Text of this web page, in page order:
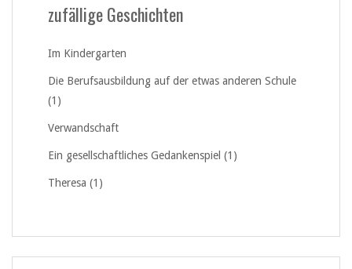
zufällige Geschichten
Im Kindergarten
Die Berufsausbildung auf der etwas anderen Schule
(1)
Verwandschaft
Ein gesellschaftliches Gedankenspiel (1)
Theresa (1)